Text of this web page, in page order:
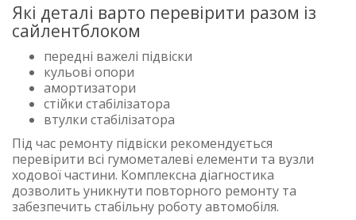
Які деталі варто перевірити разом із
сайлентблоком
передні важелі підвіски
кульові опори
амортизатори
стійки стабілізатора
втулки стабілізатора
Під час ремонту підвіски рекомендується
перевірити всі гумометалеві елементи та вузли
ходової частини. Комплексна діагностика
дозволить уникнути повторного ремонту та
забезпечить стабільну роботу автомобіля.